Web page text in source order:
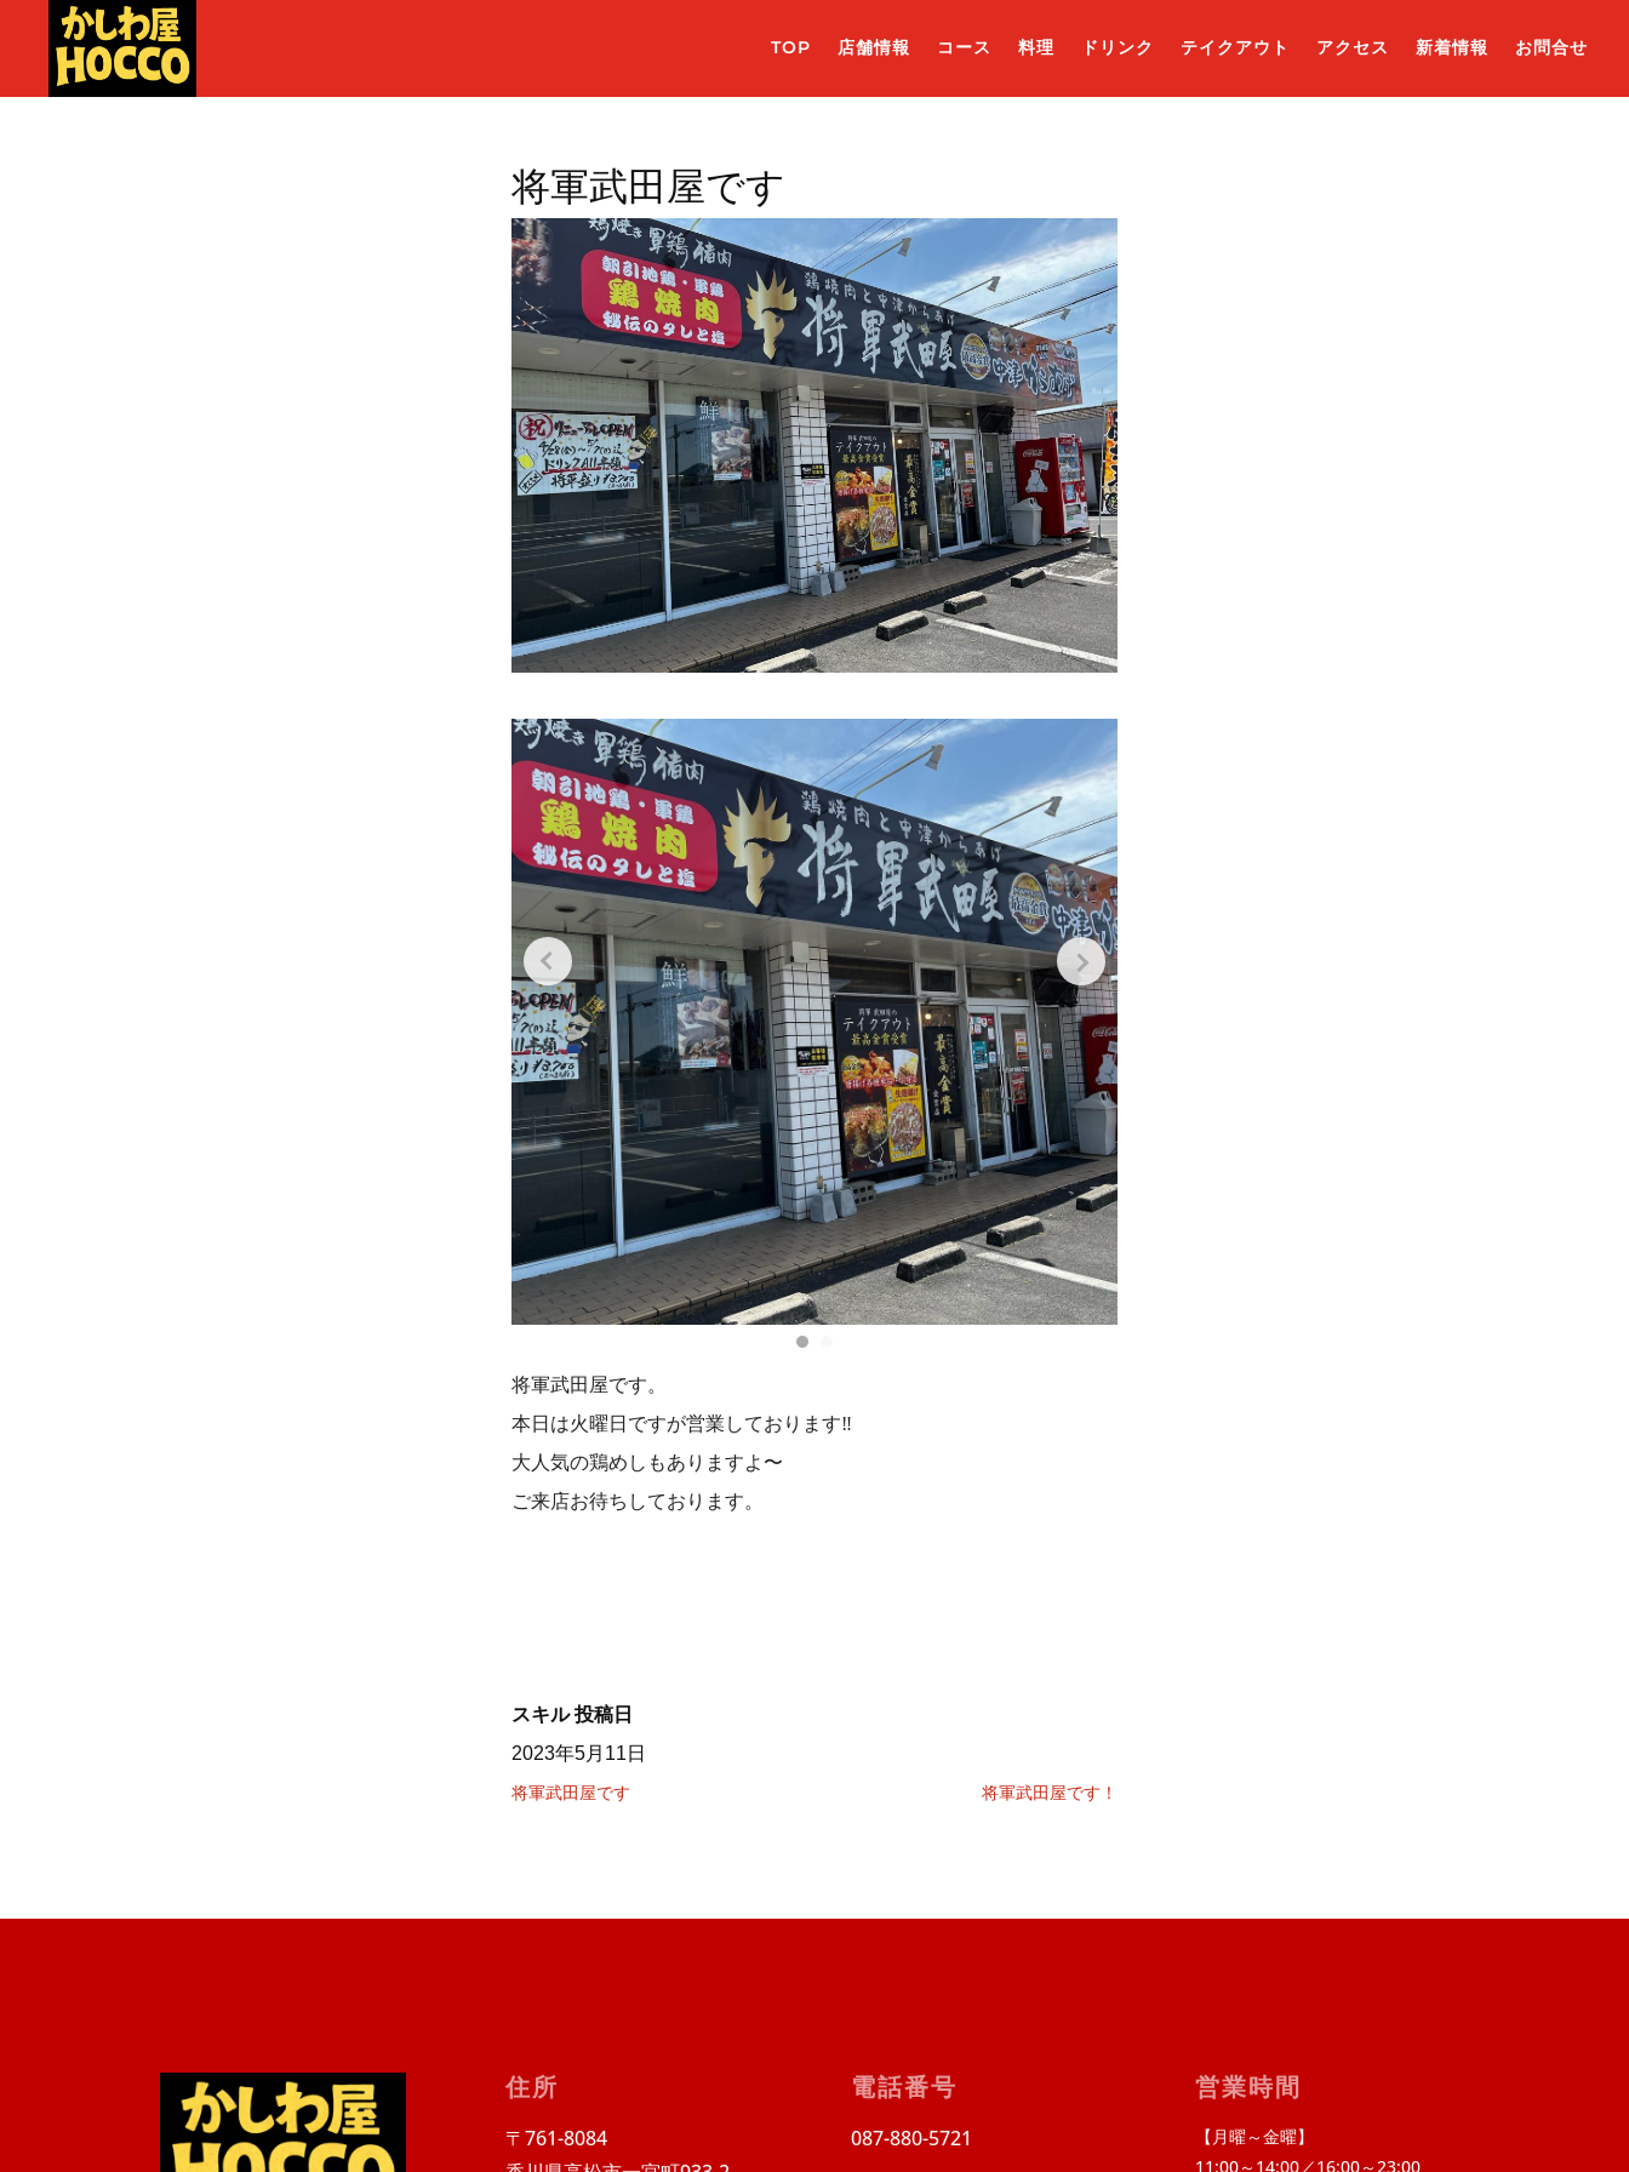
TOP 店舗情報 コース 料理 ドリンク テイクアウト アクセス 新着情報 お問合せ
将軍武田屋です
将軍武田屋です。
本日は火曜日ですが営業しております‼️
大人気の鶏めしもありますよ〜
ご来店お待ちしております。
スキル 投稿日
2023年5月11日
将軍武田屋です 将軍武田屋です！
住所
〒761-8084
電話番号
087-880-5721
営業時間
【月曜～金曜】
11:00～14:00／16:00～23:00